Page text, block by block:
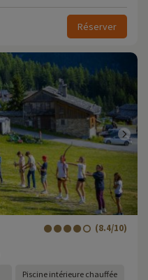
Réserver
(8.4/10)
Piscine intérieure chauffée